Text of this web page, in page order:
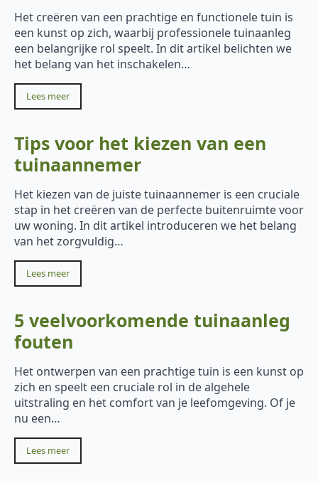
Het creëren van een prachtige en functionele tuin is
een kunst op zich, waarbij professionele tuinaanleg
een belangrijke rol speelt. In dit artikel belichten we
het belang van het inschakelen…
Lees meer
Tips voor het kiezen van een
tuinaannemer
Het kiezen van de juiste tuinaannemer is een cruciale
stap in het creëren van de perfecte buitenruimte voor
uw woning. In dit artikel introduceren we het belang
van het zorgvuldig…
Lees meer
5 veelvoorkomende tuinaanleg
fouten
Het ontwerpen van een prachtige tuin is een kunst op
zich en speelt een cruciale rol in de algehele
uitstraling en het comfort van je leefomgeving. Of je
nu een…
Lees meer